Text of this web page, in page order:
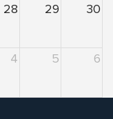
28 29 30
4 5 6